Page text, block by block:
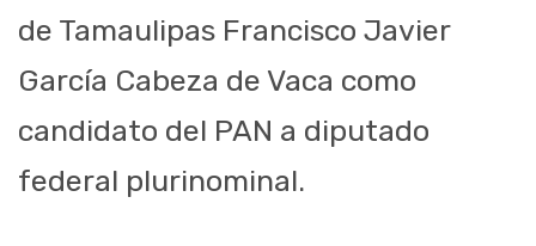
de Tamaulipas Francisco Javier
García Cabeza de Vaca como
candidato del PAN a diputado
federal plurinominal.